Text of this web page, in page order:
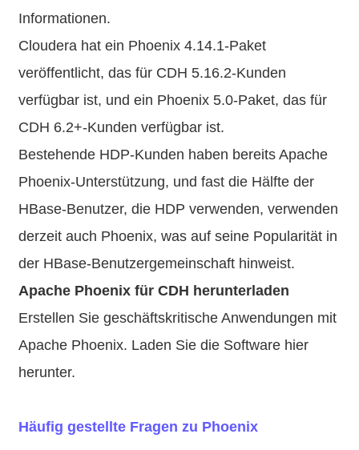
Informationen.
Cloudera hat ein Phoenix 4.14.1-Paket
veröffentlicht, das für CDH 5.16.2-Kunden
verfügbar ist, und ein Phoenix 5.0-Paket, das für
CDH 6.2+-Kunden verfügbar ist.
Bestehende HDP-Kunden haben bereits Apache
Phoenix-Unterstützung, und fast die Hälfte der
HBase-Benutzer, die HDP verwenden, verwenden
derzeit auch Phoenix, was auf seine Popularität in
der HBase-Benutzergemeinschaft hinweist.
Apache Phoenix für CDH herunterladen
Erstellen Sie geschäftskritische Anwendungen mit
Apache Phoenix. Laden Sie die Software hier
herunter.
Häufig gestellte Fragen zu Phoenix